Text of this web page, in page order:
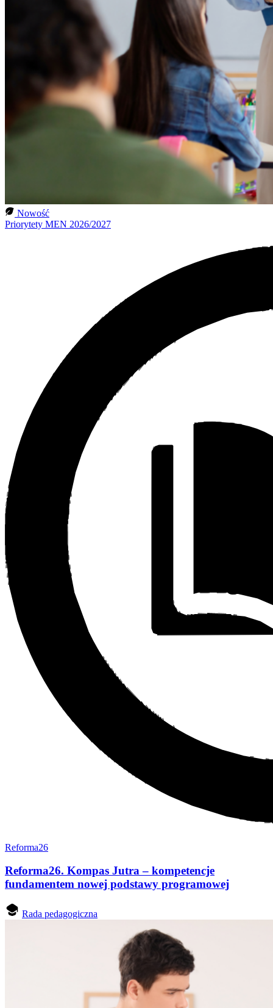
Nowość
Priorytety MEN 2026/2027
Reforma26
Reforma26. Kompas Jutra – kompetencje
fundamentem nowej podstawy programowej
Rada pedagogiczna